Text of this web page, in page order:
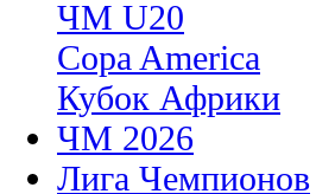
ЧМ U20
Copa America
Кубок Африки
ЧМ 2026
Лига Чемпионов